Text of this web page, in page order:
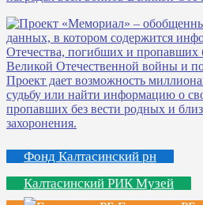
Фонд Калтасинский рн
Калтасинский РИК Музей